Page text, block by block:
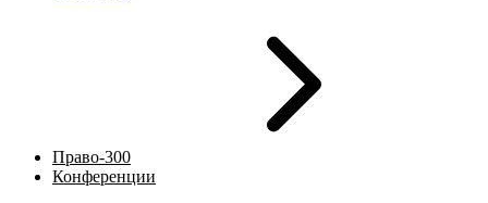
Право-300
Конференции